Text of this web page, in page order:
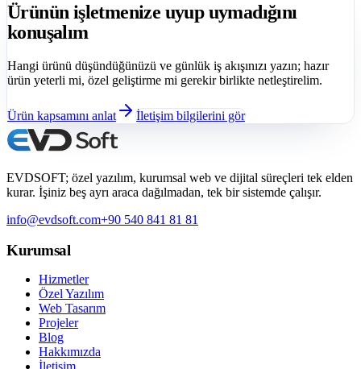
Ürünün işletmenize uyup uymadığını
konuşalım
Hangi ürünü düşündüğünüzü ve günlük iş akışınızı yazın; hazır
ürün yeterli mi, özel geliştirme mi gerekir birlikte netleştirelim.
Ürün kapsamını anlat İletişim bilgilerini gör
EVDSOFT; özel yazılım, kurumsal web ve dijital süreçleri tek elden
kurar. İşiniz beş ayrı araca dağılmadan, tek bir sistemde çalışır.
info@evdsoft.com+90 540 841 81 81
Kurumsal
Hizmetler
Özel Yazılım
Web Tasarım
Projeler
Blog
Hakkımızda